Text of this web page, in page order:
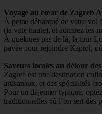
Voyage au cœur de Zagreb
À peine débarqué de votre vol
(la ville haute), et admirez les
À quelques pas de là, la tour
pavée pour rejoindre Kaptol,
Saveurs locales au détour
Zagreb est une destination
artisanaux, et des spécialités
Pour un déjeuner typique,
traditionnelles où l’on sert des